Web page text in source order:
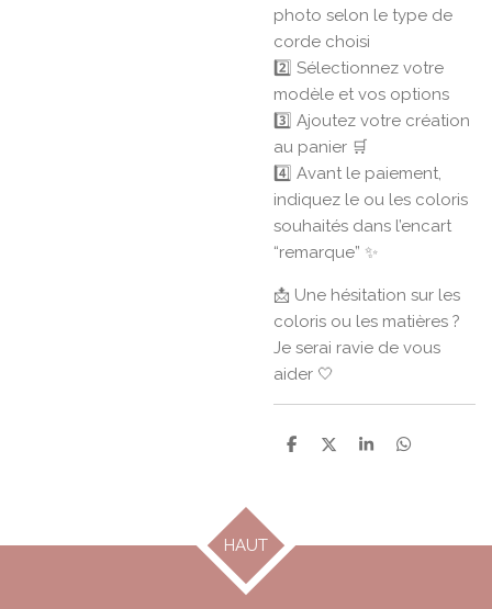
photo selon le type de
corde choisi
2️⃣ Sélectionnez votre
modèle et vos options
3️⃣ Ajoutez votre création
au panier 🛒
4️⃣ Avant le paiement,
indiquez le ou les coloris
souhaités dans l’encart
“remarque” ✨
📩 Une hésitation sur les
coloris ou les matières ?
Je serai ravie de vous
aider 🤍
P
e
P
e
P
e
P
e
HAUT